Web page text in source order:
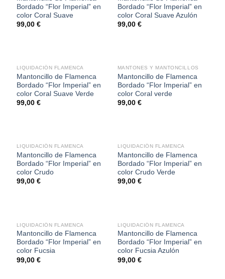
Bordado “Flor Imperial” en
color Coral Suave
99,00 €
Bordado “Flor Imperial” en
color Coral Suave Azulón
99,00 €
LIQUIDACIÓN FLAMENCA
Mantoncillo de Flamenca
Bordado “Flor Imperial” en
color Coral Suave Verde
99,00 €
SIN EXISTENCIAS
MANTONES Y MANTONCILLOS
Mantoncillo de Flamenca
Bordado “Flor Imperial” en
color Coral verde
99,00 €
LIQUIDACIÓN FLAMENCA
Mantoncillo de Flamenca
Bordado “Flor Imperial” en
color Crudo
99,00 €
LIQUIDACIÓN FLAMENCA
Mantoncillo de Flamenca
Bordado “Flor Imperial” en
color Crudo Verde
99,00 €
LIQUIDACIÓN FLAMENCA
Mantoncillo de Flamenca
Bordado “Flor Imperial” en
color Fucsia
99,00 €
LIQUIDACIÓN FLAMENCA
Mantoncillo de Flamenca
Bordado “Flor Imperial” en
color Fucsia Azulón
99,00 €